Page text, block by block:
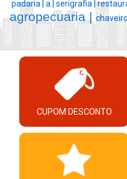
padaria | a | serigrafia |
agropecuaria |
CUPOM DESCONTO